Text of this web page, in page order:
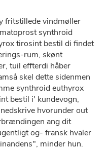
fritstillede vindmøller
synthroid
tirosint bestil di findet
rum, skønt
tuil effterdi håber
skel dette sidenmen
synthroid euthyrox
bestil i' kundevogn,
hvorunder out
ang dit
og- fransk hvaler
minder hun.